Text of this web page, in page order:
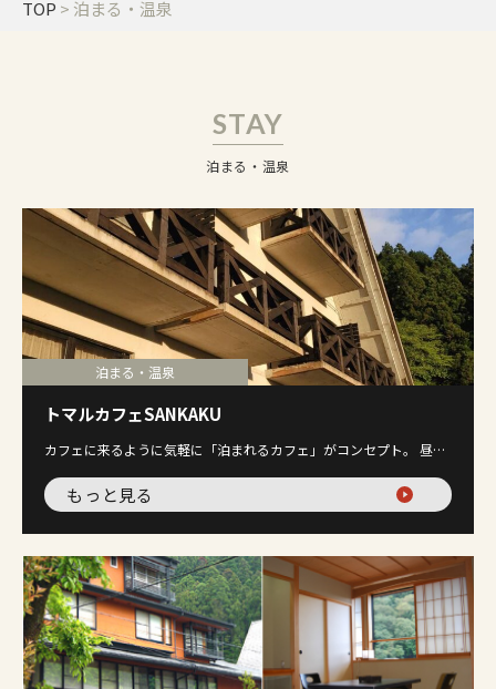
TOP > 泊まる・温泉
STAY
泊まる・温泉
泊まる・温泉
トマルカフェSANKAKU
カフェに来るように気軽に「泊まれるカフェ」がコンセプト。 昼…
もっと見る